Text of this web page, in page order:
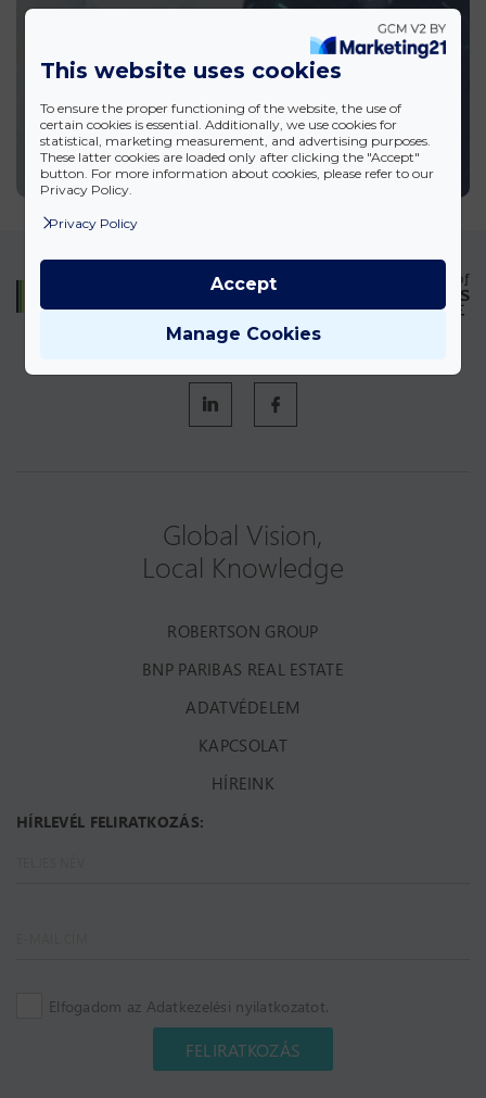
A LEGFONTOSABB INGATLANPIACI
KIFEJEZÉSEK ÉS MUTATÓK
KÖVESSEN MINKET
Global Vision,
Local Knowledge
ROBERTSON GROUP
BNP PARIBAS REAL ESTATE
ADATVÉDELEM
KAPCSOLAT
HÍREINK
HÍRLEVÉL FELIRATKOZÁS:
Elfogadom az Adatkezelési nyilatkozatot.
FELIRATKOZÁS
This website uses cookies
To ensure the proper functioning of the website, the use of
certain cookies is essential. Additionally, we use cookies for
statistical, marketing measurement, and advertising purposes.
These latter cookies are loaded only after clicking the "Accept"
button. For more information about cookies, please refer to our
Privacy Policy.
Privacy Policy
Manage Cookies
Accept